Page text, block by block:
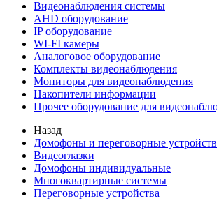
Видеонаблюдения cистемы
AHD оборудование
IP оборудование
WI-FI камеры
Аналоговое оборудование
Комплекты видеонаблюдения
Мониторы для видеонаблюдения
Накопители информации
Прочее оборудование для
Назад
Домофоны и переговорные
Видеоглазки
Домофоны индивидуальные
Многоквартирные системы
Переговорные устройства